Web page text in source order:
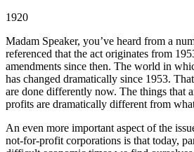
1920
Madam Speaker, you’ve heard from a
referenced that the act originates from
amendments since then. The world in
has changed dramatically since 1953.
are done differently now. The things that
profits are dramatically different from
An even more important aspect of the
not-for-profit corporations is that today,